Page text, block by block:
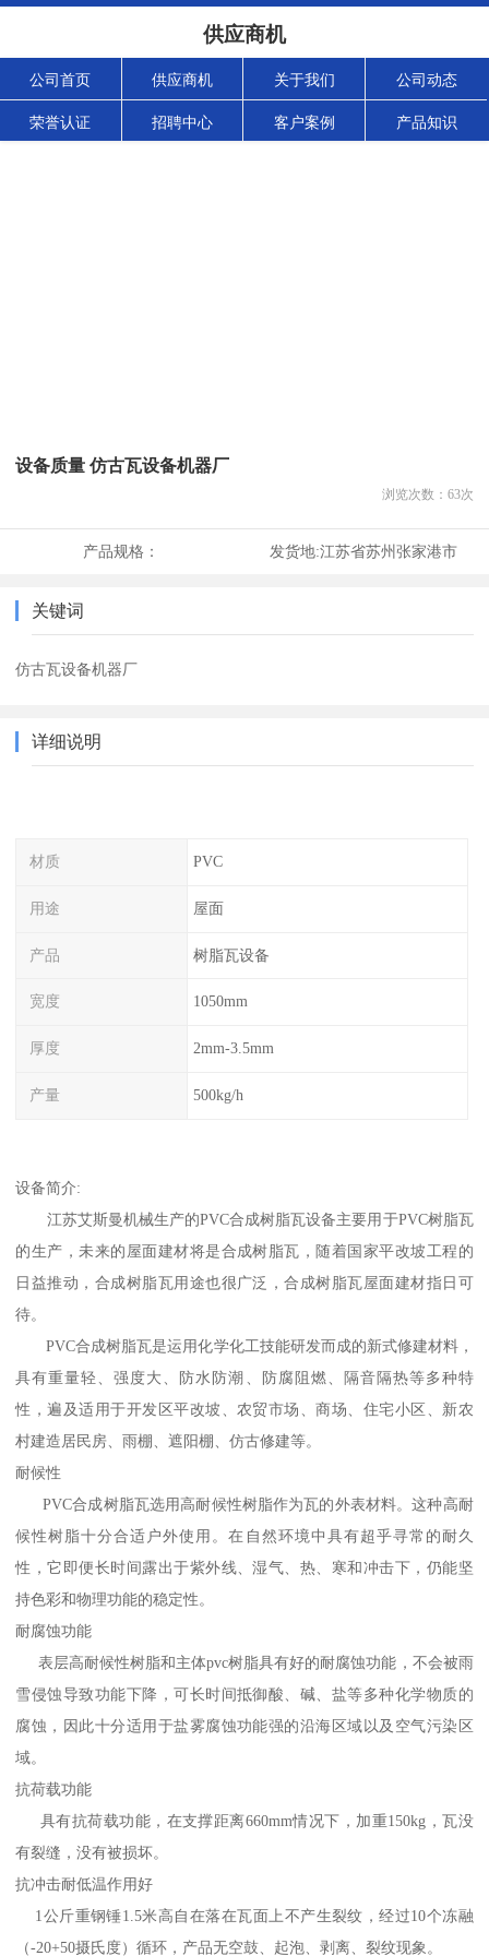
供应商机
公司首页 供应商机 关于我们 公司动态
荣誉认证 招聘中心 客户案例 产品知识
设备质量 仿古瓦设备机器厂
浏览次数： 63次
产品规格： 发货地:江苏省苏州张家港市
关键词
仿古瓦设备机器厂
详细说明
材质 PVC
用途 屋面
产品 树脂瓦设备
宽度 1050mm
厚度 2mm-3.5mm
产量 500kg/h
设备简介:
江苏艾斯曼机械生产的PVC合成树脂瓦设备主要用于PVC树脂瓦
的生产，未来的屋面建材将是合成树脂瓦，随着国家平改坡工程的
日益推动，合成树脂瓦用途也很广泛，合成树脂瓦屋面建材指日可
待。
PVC合成树脂瓦是运用化学化工技能研发而成的新式修建材料，
具有重量轻、强度大、防水防潮、防腐阻燃、隔音隔热等多种特
性，遍及适用于开发区平改坡、农贸市场、商场、住宅小区、新农
村建造居民房、雨棚、遮阳棚、仿古修建等。
耐候性
PVC合成树脂瓦选用高耐候性树脂作为瓦的外表材料。这种高耐
候性树脂十分合适户外使用。在自然环境中具有超乎寻常的耐久
性，它即便长时间露出于紫外线、湿气、热、寒和冲击下，仍能坚
持色彩和物理功能的稳定性。
耐腐蚀功能
表层高耐候性树脂和主体pvc树脂具有好的耐腐蚀功能，不会被雨
雪侵蚀导致功能下降，可长时间抵御酸、碱、盐等多种化学物质的
腐蚀，因此十分适用于盐雾腐蚀功能强的沿海区域以及空气污染区
域。
抗荷载功能
具有抗荷载功能，在支撑距离660mm情况下，加重150kg，瓦没
有裂缝，没有被损坏。
抗冲击耐低温作用好
1公斤重钢锤1.5米高自在落在瓦面上不产生裂纹，经过10个冻融
（-20+50摄氏度）循环，产品无空鼓、起泡、剥离、裂纹现象。